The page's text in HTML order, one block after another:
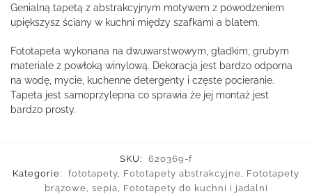
Genialną tapetą z abstrakcyjnym motywem z powodzeniem
upiększysz ściany w kuchni między szafkami a blatem.
Fototapeta wykonana na dwuwarstwowym, gładkim, grubym
materiale z powłoką winylową. Dekoracja jest bardzo odporna
na wodę, mycie, kuchenne detergenty i częste pocieranie.
Tapeta jest samoprzylepna co sprawia że jej montaż jest
bardzo prosty.
SKU:
620369-f
Kategorie:
fototapety Fototapety abstrakcyjne
Fototapety
brązowe, sepia
Fototapety do kuchni i jadalni